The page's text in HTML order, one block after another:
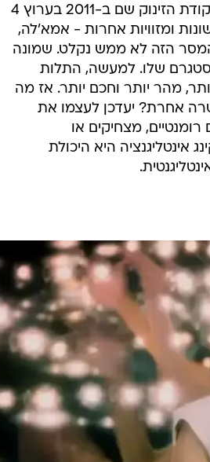
לזכותה של "מראה" ייאמר שהמסר שלה תוקשר כהלכה כבר בנקודת הזינוק שם ב-2011 בערוץ 4
ומזוויות אחרות - אמא'לה,
הזה לא ממש נקלט. שמונה
שלו. למעשה, התלות
מהר יותר וחכם יותר. אז מה
אחרת? יעדכן לעצמו את
מצחיקים או
אינטליגנציה היא היכולת